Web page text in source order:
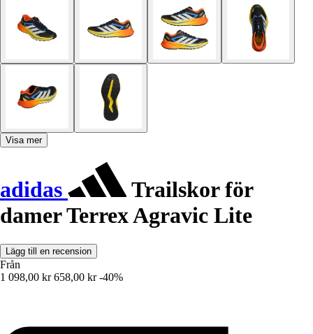
Visa mer
adidas
Trailskor för
damer Terrex Agravic Lite
Lägg till en recension
Från
1 098,00 kr 658,00 kr -40%